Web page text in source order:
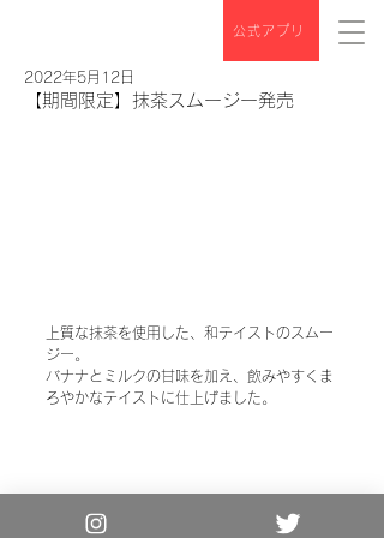
公式アプリ
【期間限定】抹茶スムージー発売
2022年5月12日
上質な抹茶を使用した、和テイストのスムー
ジー。
バナナとミルクの甘味を加え、飲みやすくま
ろやかなテイストに仕上げました。